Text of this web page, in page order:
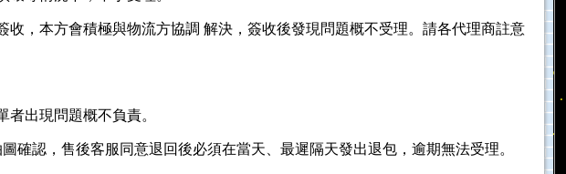
，本方會積極與物流方協調 解決，簽收後發現問題概不受理。請各代理商註意
出現問題概不負責。
確認，售後客服同意退回後必須在當天、最遲隔天發出退包，逾期無法受理。